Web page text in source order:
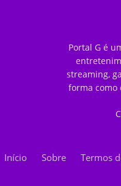
Portal G é
streaming,
forma como
Início Sobre Termos